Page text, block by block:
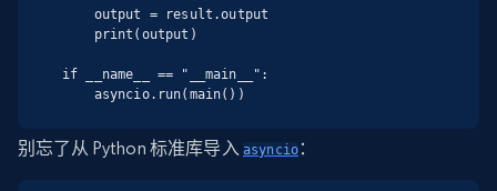
if __name__ == "__main__":
    asyncio.run(main())
别忘了从 Python 标准库导入 asyncio ：